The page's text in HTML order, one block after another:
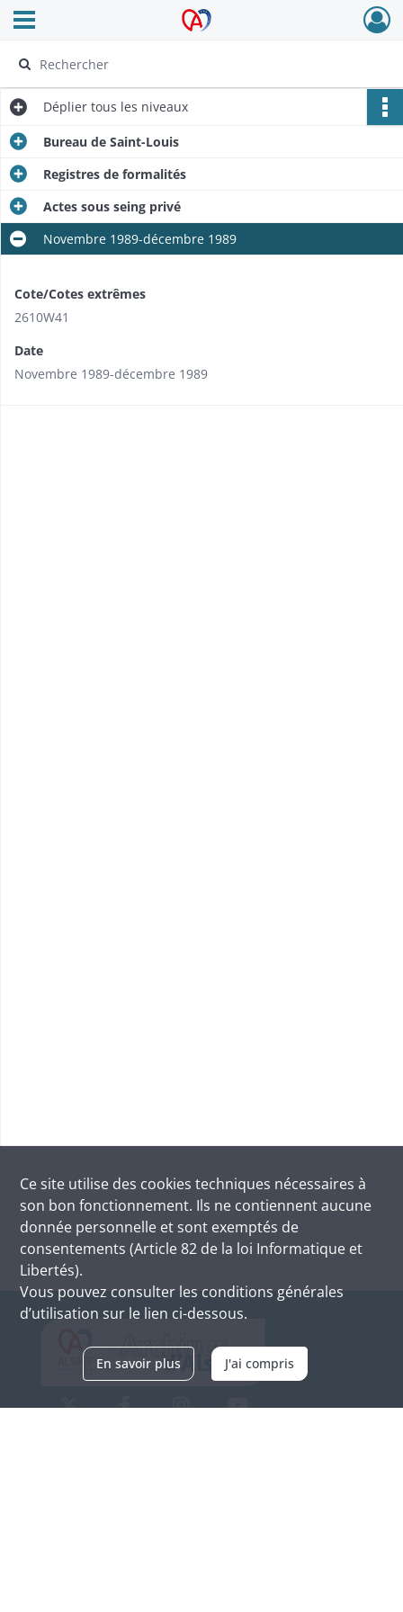
Archives Alsace - Colmar
Ouvrir le menu déroulant
Déplier tous les niveaux
Bureau de Saint-Louis
Registres de formalités
Actes sous seing privé
Novembre 1989-décembre 1989
Cote/Cotes extrêmes
2610W41
Date
Novembre 1989-décembre 1989
Ce site utilise des cookies techniques nécessaires à
son bon fonctionnement. Ils ne contiennent aucune
donnée personnelle et sont exemptés de
consentements (Article 82 de la loi Informatique et
Libertés).
Vous pouvez consulter les conditions générales
d’utilisation sur le lien ci-dessous.
En savoir plus J'ai compris